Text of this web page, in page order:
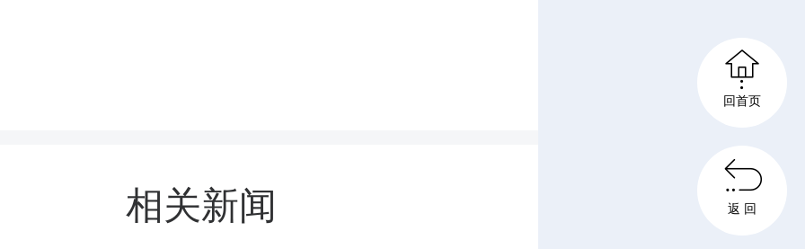
相关新闻

回首页

返 回